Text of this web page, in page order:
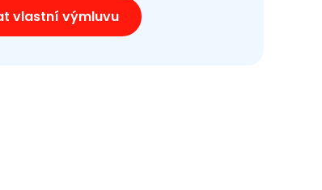
vlastní výmluvu